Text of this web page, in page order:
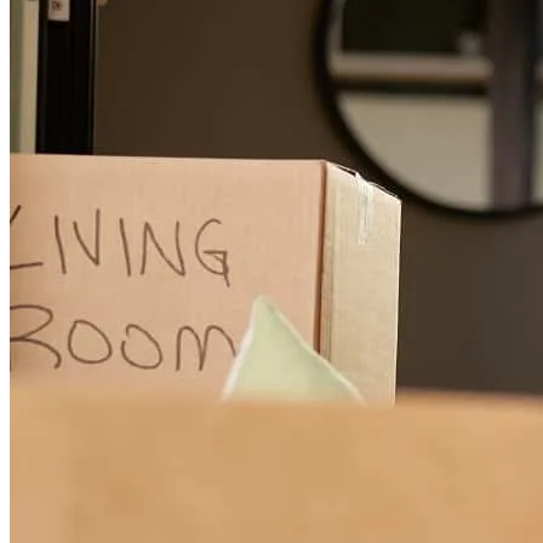
Marcio has received a 5.0 star rating from Ernandes M.
Ernandes M. Revisar el July 27, 2026